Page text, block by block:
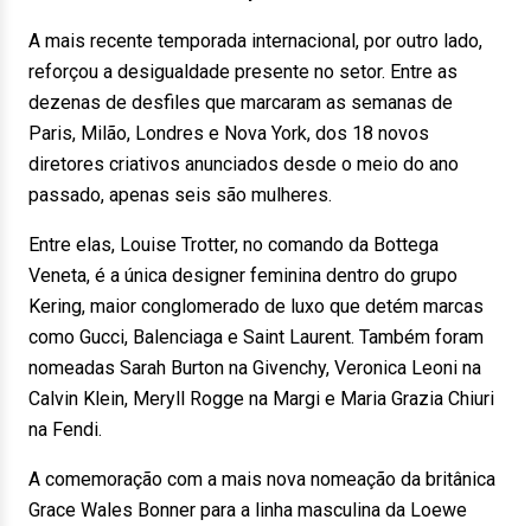
A mais recente temporada internacional, por outro lado,
reforçou a desigualdade presente no setor. Entre as
dezenas de desfiles que marcaram as semanas de
Paris, Milão, Londres e Nova York, dos 18 novos
diretores criativos anunciados desde o meio do ano
passado, apenas seis são mulheres.
Entre elas, Louise Trotter, no comando da Bottega
Veneta, é a única designer feminina dentro do grupo
Kering, maior conglomerado de luxo que detém marcas
como Gucci, Balenciaga e Saint Laurent. Também foram
nomeadas Sarah Burton na Givenchy, Veronica Leoni na
Calvin Klein, Meryll Rogge na Margi e Maria Grazia Chiuri
na Fendi.
A comemoração com a mais nova nomeação da britânica
Grace Wales Bonner para a linha masculina da Loewe